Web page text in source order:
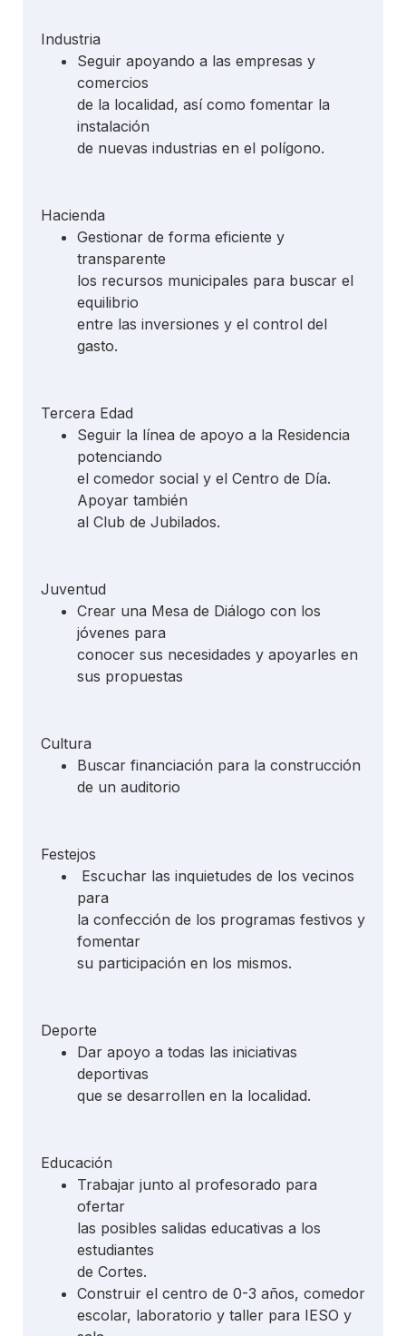
Industria
Seguir apoyando a las empresas y
comercios
de la localidad, así como fomentar la
instalación
de nuevas industrias en el polígono.
Hacienda
Gestionar de forma eficiente y
transparente
los recursos municipales para buscar el
equilibrio
entre las inversiones y el control del
gasto.
Tercera Edad
Seguir la línea de apoyo a la Residencia
potenciando
el comedor social y el Centro de Día.
Apoyar también
al Club de Jubilados.
Juventud
Crear una Mesa de Diálogo con los
jóvenes para
conocer sus necesidades y apoyarles en
sus propuestas
Cultura
Buscar financiación para la construcción
de un auditorio
Festejos
Escuchar las inquietudes de los vecinos
para
la confección de los programas festivos y
fomentar
su participación en los mismos.
Deporte
Dar apoyo a todas las iniciativas
deportivas
que se desarrollen en la localidad.
Educación
Trabajar junto al profesorado para
ofertar
las posibles salidas educativas a los
estudiantes
de Cortes.
Construir el centro de 0-3 años, comedor
escolar, laboratorio y taller para IESO y